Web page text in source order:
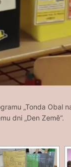
„Tonda
dni „Den Země“.